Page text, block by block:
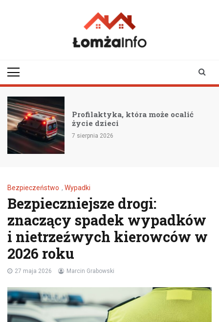
Profilaktyka, która może ocalić
życie dzieci
7 sierpnia 2026
Bezpieczeństwo , Wypadki
Bezpieczniejsze drogi:
znaczący spadek wypadków
i nietrzeźwych kierowców w
2026 roku
27 maja 2026 Marcin Grabowski